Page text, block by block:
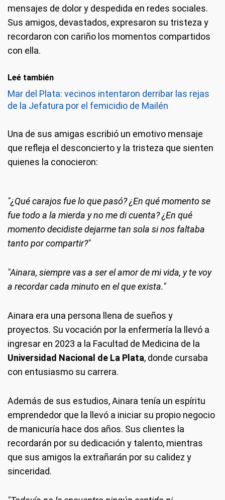
mensajes de dolor y despedida en redes sociales.
Sus amigos, devastados, expresaron su tristeza y
recordaron con cariño los momentos compartidos
con ella.
Leé también
Mar del Plata: vecinos intentaron derribar las rejas
de la Jefatura por el femicidio de Mailén
Una de sus amigas escribió un emotivo mensaje
que refleja el desconcierto y la tristeza que sienten
quienes la conocieron:
"¿Qué carajos fue lo que pasó? ¿En qué momento se
fue todo a la mierda y no me di cuenta? ¿En qué
momento decidiste dejarme tan sola si nos faltaba
tanto por compartir?"
"Ainara, siempre vas a ser el amor de mi vida, y te voy
a recordar cada minuto en el que exista."
Ainara era una persona llena de sueños y
proyectos. Su vocación por la enfermería la llevó a
ingresar en 2023 a la Facultad de Medicina de la
Universidad Nacional de La Plata, donde cursaba
con entusiasmo su carrera.
Además de sus estudios, Ainara tenía un espíritu
emprendedor que la llevó a iniciar su propio negocio
de manicuría hace dos años. Sus clientes la
recordarán por su dedicación y talento, mientras
que sus amigos la extrañarán por su calidez y
sinceridad.